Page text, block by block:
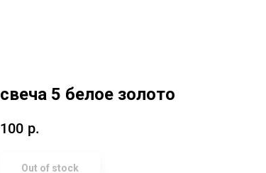
свеча 5 белое золото
100 р.
Out of stock